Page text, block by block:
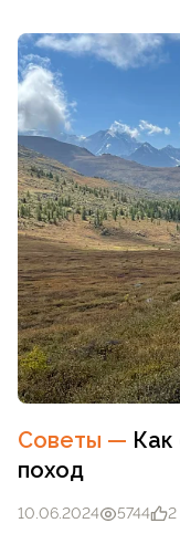
Советы — Как
поход
10.06.2024 5744 2